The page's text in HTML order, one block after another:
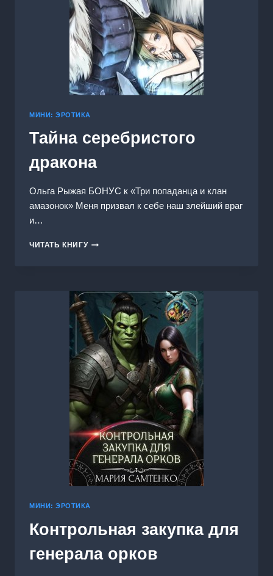
МИНИ: ЭРОТИКА
Тайна серебристого
дракона
Ольга Рыжая БОНУС к «Три попаданца и клан
амазонок» Меня призвал к себе наш злейший враг
и…
ЧИТАТЬ КНИГУТАЙНА
МИНИ: ЭРОТИКА
Контрольная закупка для
генерала орков